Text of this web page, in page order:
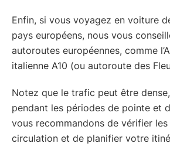
Enfin, si vous voyagez en voiture
pays européens, nous vous
autoroutes européennes, comme
italienne A10 (ou autoroute des
Notez que le trafic peut être
pendant les périodes de pointe et
vous recommandons de vérifier
circulation et de planifier votre